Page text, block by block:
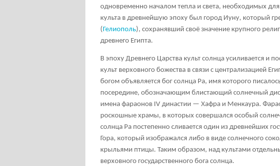
одновременно началом тепла и света, необходимых
культа в древнейшую эпоху был город Иуну, который
(Гелиополь), сохранявший своё значение крупного
древнего Египта.
В эпоху Древнего Царства культ солнца усиливается и
культ верховного божества в связи с централизацией
богом объявляется бог солнца Ра, имя которого
посередине, обозначающим блистающий солнечный
имена фараонов IV династии — Хафра и Менкаура.
роскошные храмы, в которых совершался особый
солнца Ра постепенно сливается один из древнейших
Гора, который изображался либо в виде солнечного
крыльями птицы. Таким образом, над культами
верховного государственного бога солнца.